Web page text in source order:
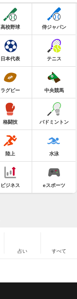
高校野球 侍ジャパン
日本代表 テニス
ラグビー 中央競馬
格闘技 バドミントン
陸上 水泳
ビジネス eスポーツ
占い すべて